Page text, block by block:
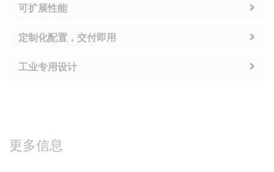
可扩展性能
定制化配置，交付即用
工业专用设计
更多信息